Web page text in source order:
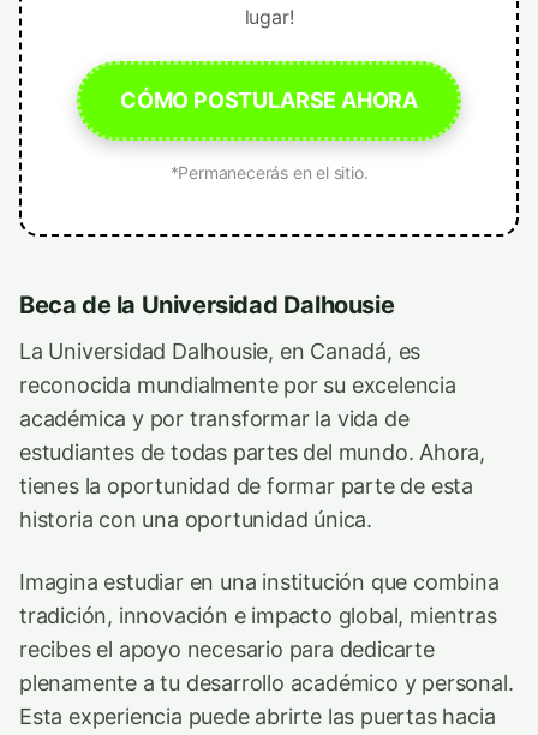
lugar!
CÓMO POSTULARSE AHORA
*Permanecerás en el sitio.
Beca de la Universidad Dalhousie
La Universidad Dalhousie, en Canadá, es
reconocida mundialmente por su excelencia
académica y por transformar la vida de
estudiantes de todas partes del mundo. Ahora,
tienes la oportunidad de formar parte de esta
historia con una oportunidad única.
Imagina estudiar en una institución que combina
tradición, innovación e impacto global, mientras
recibes el apoyo necesario para dedicarte
plenamente a tu desarrollo académico y personal.
Esta experiencia puede abrirte las puertas hacia